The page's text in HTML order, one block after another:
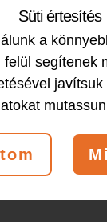
Süti értesítés
a
segítenek